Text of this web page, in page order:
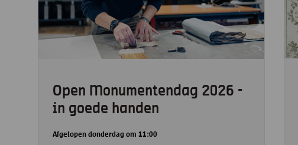
Open Monumentendag 2026 -
in goede handen
Afgelopen donderdag om 11:00